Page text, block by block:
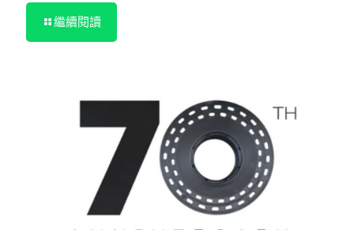
繼續閱讀